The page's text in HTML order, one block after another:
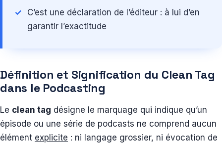
C’est une déclaration de l’éditeur : à lui d’en
garantir l’exactitude
Définition et Signification du Clean Tag
dans le Podcasting
Le clean tag désigne le marquage qui indique qu’un
épisode ou une série de podcasts ne comprend aucun
élément explicite : ni langage grossier, ni évocation de